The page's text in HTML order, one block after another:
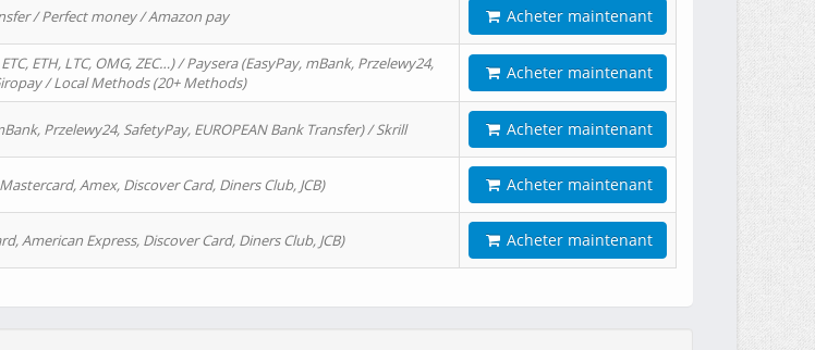
/ Perfect money / Amazon pay Acheter maintenant
ETH, LTC, OMG, ZEC…) / Paysera (EasyPay, mBank, Przelewy24,
/ Local Methods (20+ Methods)
Acheter maintenant
Przelewy24, SafetyPay, EUROPEAN Bank Transfer) / Skrill Acheter maintenant
Amex, Discover Card, Diners Club, JCB) Acheter maintenant
American Express, Discover Card, Diners Club, JCB) Acheter maintenant